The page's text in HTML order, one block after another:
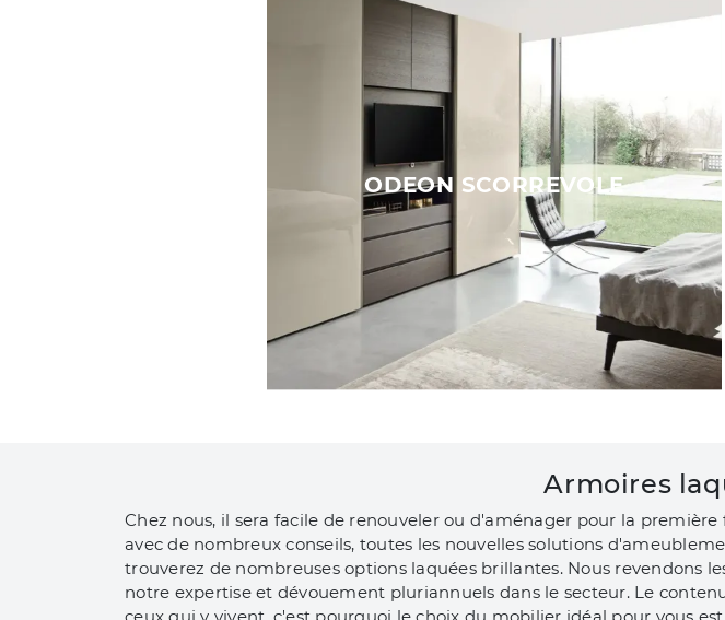
ODEON SCORREVOLE
Armoires
Chez nous, il sera facile de renouveler ou d'aménager pour la première
avec de nombreux conseils, toutes les nouvelles solutions
trouverez de nombreuses options laquées brillantes. Nous revendons
notre expertise et dévouement pluriannuels dans le secteur. Le
ceux qui y vivent, c'est pourquoi le choix du mobilier idéal pour vous